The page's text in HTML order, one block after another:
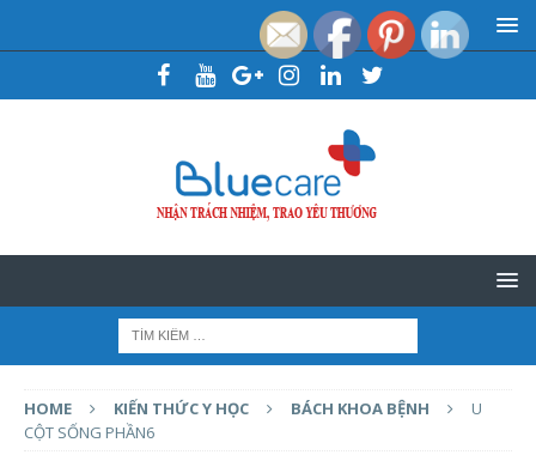
HOME KIẾN THỨC Y HỌC BÁCH KHOA BỆNH
U
CỘT SỐNG PHẦN6